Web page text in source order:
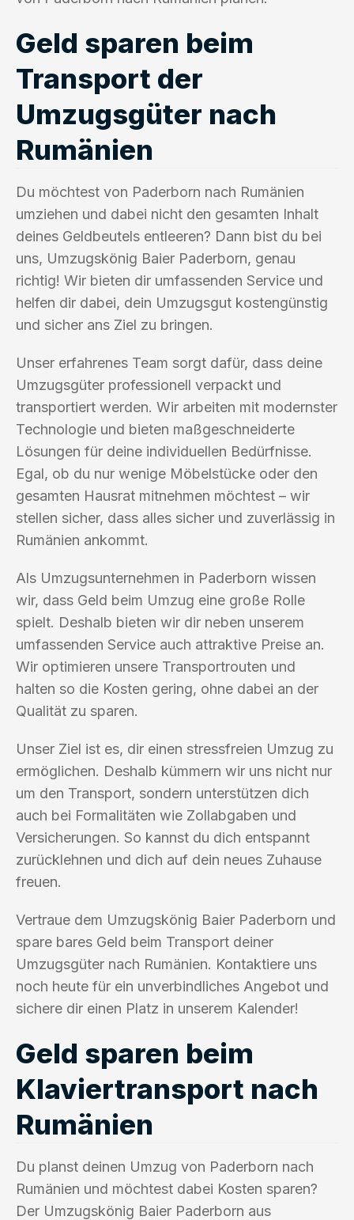
Geld sparen beim
Transport der
Umzugsgüter nach
Rumänien
Du möchtest von Paderborn nach Rumänien
umziehen und dabei nicht den gesamten Inhalt
deines Geldbeutels entleeren? Dann bist du bei
uns, Umzugskönig Baier Paderborn, genau
richtig! Wir bieten dir umfassenden Service und
helfen dir dabei, dein Umzugsgut kostengünstig
und sicher ans Ziel zu bringen.
Unser erfahrenes Team sorgt dafür, dass deine
Umzugsgüter professionell verpackt und
transportiert werden. Wir arbeiten mit modernster
Technologie und bieten maßgeschneiderte
Lösungen für deine individuellen Bedürfnisse.
Egal, ob du nur wenige Möbelstücke oder den
gesamten Hausrat mitnehmen möchtest – wir
stellen sicher, dass alles sicher und zuverlässig in
Rumänien ankommt.
Als Umzugsunternehmen in Paderborn wissen
wir, dass Geld beim Umzug eine große Rolle
spielt. Deshalb bieten wir dir neben unserem
umfassenden Service auch attraktive Preise an.
Wir optimieren unsere Transportrouten und
halten so die Kosten gering, ohne dabei an der
Qualität zu sparen.
Unser Ziel ist es, dir einen stressfreien Umzug zu
ermöglichen. Deshalb kümmern wir uns nicht nur
um den Transport, sondern unterstützen dich
auch bei Formalitäten wie Zollabgaben und
Versicherungen. So kannst du dich entspannt
zurücklehnen und dich auf dein neues Zuhause
freuen.
Vertraue dem Umzugskönig Baier Paderborn und
spare bares Geld beim Transport deiner
Umzugsgüter nach Rumänien. Kontaktiere uns
noch heute für ein unverbindliches Angebot und
sichere dir einen Platz in unserem Kalender!
Geld sparen beim
Klaviertransport nach
Rumänien
Du planst deinen Umzug von Paderborn nach
Rumänien und möchtest dabei Kosten sparen?
Der Umzugskönig Baier Paderborn aus